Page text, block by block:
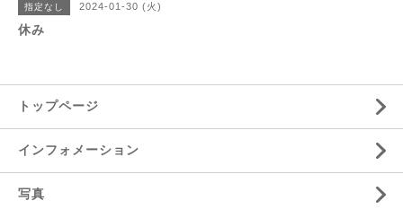
指定なし 2024-01-30 (火)
休み
トップページ
インフォメーション
写真